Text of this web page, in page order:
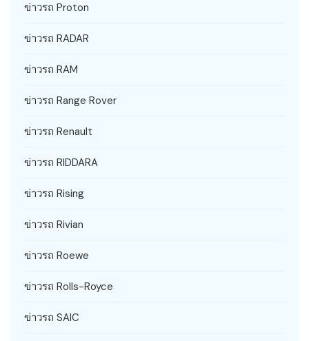
ข่าวรถ Proton
ข่าวรถ RADAR
ข่าวรถ RAM
ข่าวรถ Range Rover
ข่าวรถ Renault
ข่าวรถ RIDDARA
ข่าวรถ Rising
ข่าวรถ Rivian
ข่าวรถ Roewe
ข่าวรถ Rolls-Royce
ข่าวรถ SAIC